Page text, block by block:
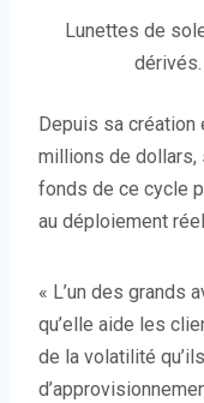
Lunettes de
dérivés.
Depuis sa
millions de dollars,
fonds de ce cycle
au déploiement
« L’un des grands
qu’elle aide les
de la volatilité